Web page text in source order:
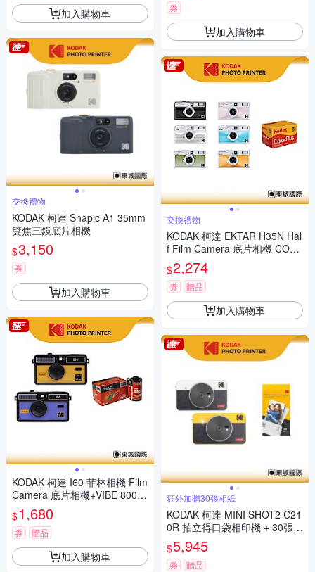
加入購物車
交換禮物
KODAK 柯達 Snapic A1 35mm
雙焦三鏡底片相機
$3,150
券
加入購物車
KODAK 柯達 I60 菲林相機 Film
Camera 底片相機+VIBE 800底
片組
$1,680
券 贈品
加入購物車
券
加入購物車
交換禮物
KODAK 柯達 EKTAR H35N Hal
f Film Camera 底片相機 COLO
RPLUS 200底片組
$2,274
券 贈品
加入購物車
額外加贈30張相紙
KODAK 柯達 MINI SHOT2 C21
0R 拍立得口袋相印機 + 30張相
紙組 公司貨
$5,945
券 贈品